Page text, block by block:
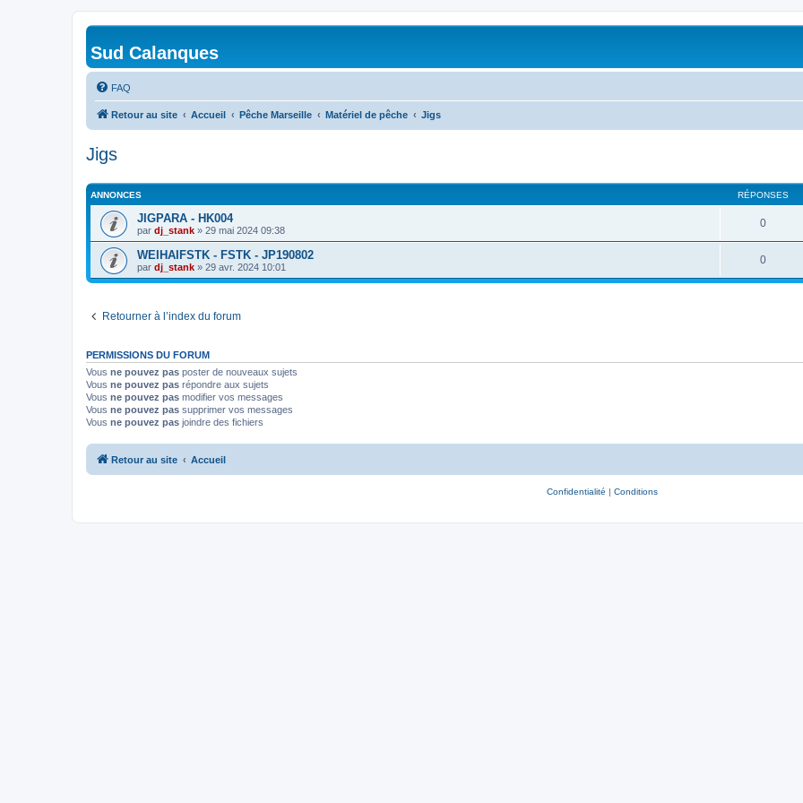
Sud Calanques
FAQ
Retour au site Accueil Pêche Marseille Matériel de pêche Jigs
Jigs
ANNONCES RÉPONSES
JIGPARA - HK004
par dj_stank » 29 mai 2024 09:38
0
WEIHAIFSTK - FSTK - JP190802
par dj_stank » 29 avr. 2024 10:01
0
Retourner à l’index du forum
PERMISSIONS DU FORUM
Vous ne pouvez pas poster de nouveaux sujets
Vous ne pouvez pas répondre aux sujets
Vous ne pouvez pas modifier vos messages
Vous ne pouvez pas supprimer vos messages
Vous ne pouvez pas joindre des fichiers
Retour au site Accueil
Confidentialité | Conditions